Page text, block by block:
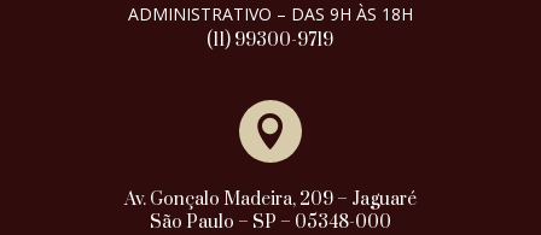
ADMINISTRATIVO – DAS 9H ÀS 18H
(11) 99300-9719

Av. Gonçalo Madeira, 209 – Jaguaré
São Paulo – SP – 05348-000